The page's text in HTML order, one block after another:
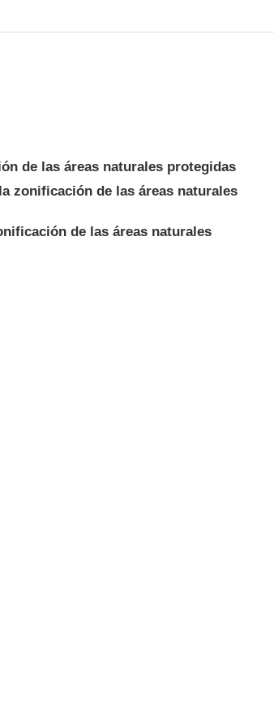
de las áreas naturales protegidas
zonificación de las áreas naturales
de las áreas naturales